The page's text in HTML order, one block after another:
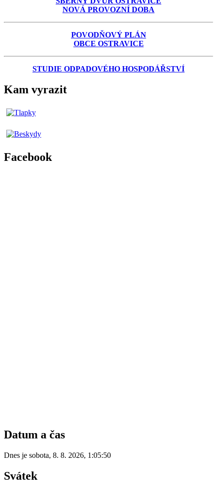
NOVÁ PROVOZNÍ DOBA
POVODŇOVÝ PLÁN
OBCE OSTRAVICE
STUDIE ODPADOVÉHO HOSPODÁŘSTVÍ
Kam vyrazit
Facebook
Datum a čas
Dnes je sobota, 8. 8. 2026, 1:05:50
Svátek